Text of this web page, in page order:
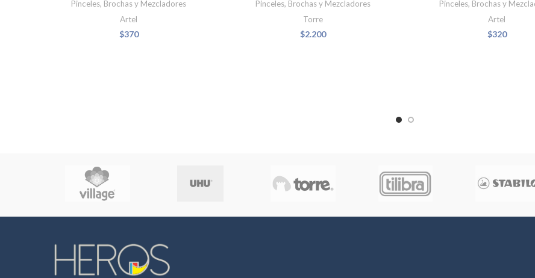
Pinceles, Brochas y Mezcladores
Artel
$370
Pinceles, Brochas y Mezcladores
Torre
$2.200
Pinceles, Brochas y
Artel
$320